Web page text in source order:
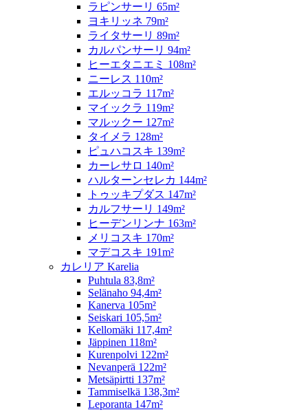
ラピンサーリ 65m²
ヨキリッネ 79m²
ライタサーリ 89m²
カルパンサーリ 94m²
ヒーエタニエミ 108m²
ニーレス 110m²
エルッコラ 117m²
マイックラ 119m²
マルックー 127m²
タイメラ 128m²
ピュハコスキ 139m²
カーレサロ 140m²
ハルターンセレカ 144m²
トゥッキプダス 147m²
カルフサーリ 149m²
ヒーデンリンナ 163m²
メリコスキ 170m²
マデコスキ 191m²
カレリア Karelia
Puhtula 83,8m²
Selänaho 94,4m²
Kanerva 105m²
Seiskari 105,5m²
Kellomäki 117,4m²
Jäppinen 118m²
Kurenpolvi 122m²
Nevanperä 122m²
Metsäpirtti 137m²
Tammiselkä 138,3m²
Leporanta 147m²